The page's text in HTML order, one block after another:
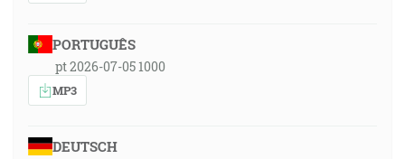
PORTUGUÊS
pt 2026-07-05 1000
MP3
DEUTSCH